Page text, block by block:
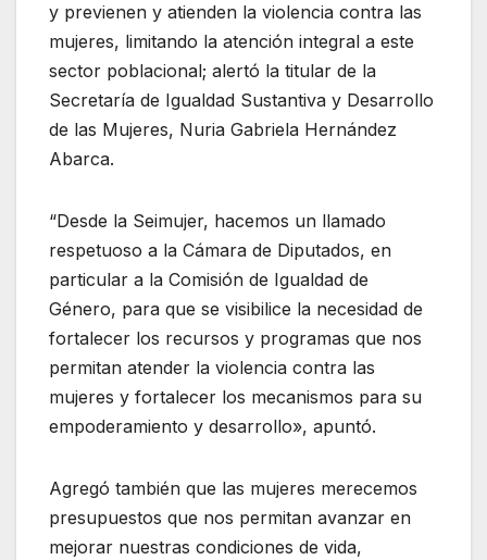
y previenen y atienden la violencia contra las
mujeres, limitando la atención integral a este
sector poblacional; alertó la titular de la
Secretaría de Igualdad Sustantiva y Desarrollo
de las Mujeres, Nuria Gabriela Hernández
Abarca.
“Desde la Seimujer, hacemos un llamado
respetuoso a la Cámara de Diputados, en
particular a la Comisión de Igualdad de
Género, para que se visibilice la necesidad de
fortalecer los recursos y programas que nos
permitan atender la violencia contra las
mujeres y fortalecer los mecanismos para su
empoderamiento y desarrollo», apuntó.
Agregó también que las mujeres merecemos
presupuestos que nos permitan avanzar en
mejorar nuestras condiciones de vida,